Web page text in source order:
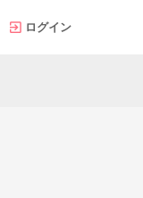
ログイン